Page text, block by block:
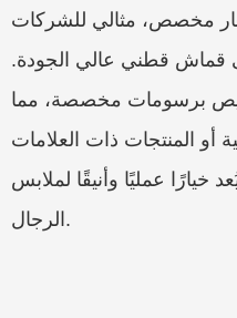
مخصص، مثالي للشركات
قماش قطني عالي الجودة.
برسومات مخصصة، مما
أو المنتجات ذات العلامات
خيارًا عمليًا وأنيقًا لملابس
الرجال.